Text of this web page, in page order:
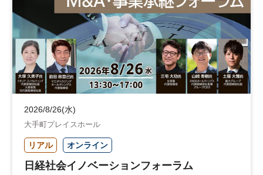
2026/8/26(水)
大手町プレイスホール
リアル オンライン
日経社会イノベーションフォーラム